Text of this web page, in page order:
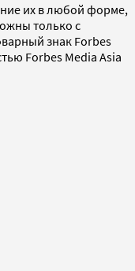
их в любой форме,
только с
знак Forbes
Forbes Media Asia